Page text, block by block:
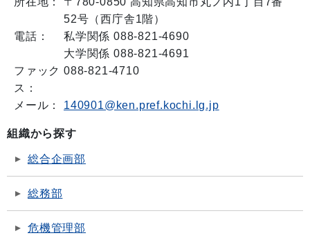
52号（西庁舎1階）
電話：
私学関係 088-821-4690
大学関係 088-821-4691
ファック
ス：
088-821-4710
メール： 140901@ken.pref.kochi.lg.jp
組織から探す
総合企画部
総務部
危機管理部